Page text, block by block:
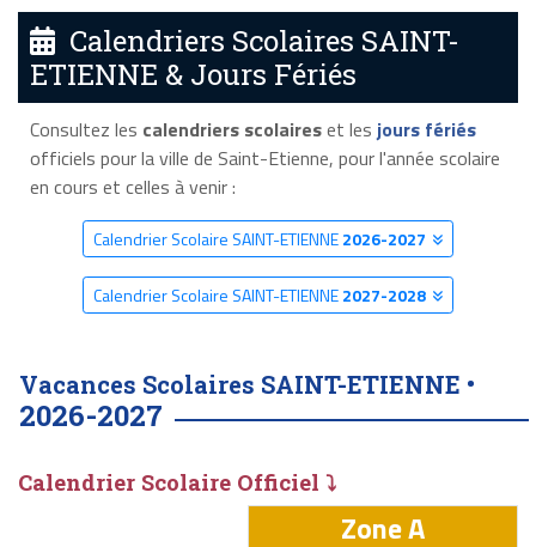
Calendriers Scolaires SAINT-
ETIENNE & Jours Fériés
Consultez les calendriers scolaireset les jours fériés
officiels pour la ville de Saint-Etienne, pour l'année scolaire
en cours et celles à venir :
Calendrier Scolaire SAINT-ETIENNE2026-2027
Calendrier Scolaire SAINT-ETIENNE2027-2028
Vacances Scolaires SAINT-ETIENNE •
2026-2027
Calendrier Scolaire Officiel ⤵
Zone A